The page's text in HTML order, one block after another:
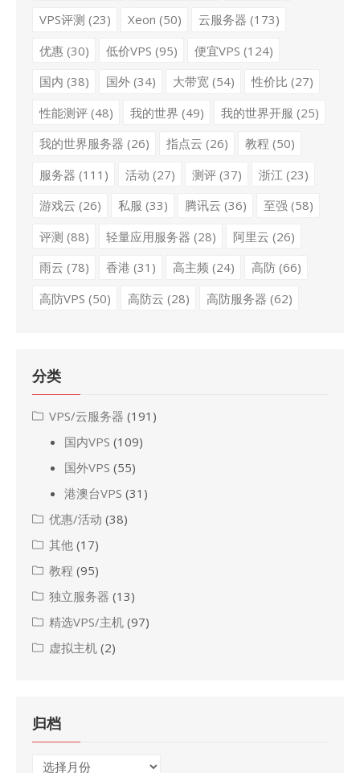
VPS评测 (23) Xeon (50) 云服务器 (173)
优惠(30) 低价VPS (95) 便宜VPS (124)
国内 (38) 国外(34) 大带宽(54) 性价比 (27)
性能测评(48) 我的世界 (49) 我的世界开服 (25)
我的世界服务器 (26) 指点云 (26) 教程 (50)
服务器 (111) 活动 (27) 测评(37) 浙江 (23)
游戏云 (26) 私服 (33) 腾讯云 (36) 至强 (58)
评测 (88) 轻量应用服务器 (28) 阿里云 (26)
雨云 (78) 香港 (31) 高主频 (24) 高防(66)
高防VPS (50) 高防云 (28) 高防服务器 (62)
分类
VPS/云服务器 (191)
国内VPS (109)
国外VPS (55)
港澳台VPS (31)
优惠/活动 (38)
其他 (17)
教程 (95)
独立服务器 (13)
精选VPS/主机 (97)
虚拟主机 (2)
归档
归